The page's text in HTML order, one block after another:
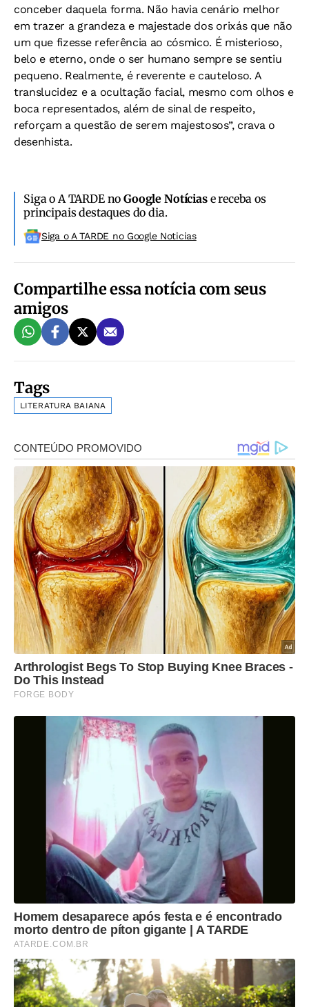
conceber daquela forma. Não havia cenário melhor
em trazer a grandeza e majestade dos orixás que não
um que fizesse referência ao cósmico. É misterioso,
belo e eterno, onde o ser humano sempre se sentiu
pequeno. Realmente, é reverente e cauteloso. A
translucidez e a ocultação facial, mesmo com olhos e
boca representados, além de sinal de respeito,
reforçam a questão de serem majestosos”, crava o
desenhista.
Siga o A TARDE noGoogle Notíciase receba os
principais destaques do dia.
Siga o A TARDE no Google Noticias
Compartilhe essa notícia com seus
amigos
Tags
LITERATURA BAIANA